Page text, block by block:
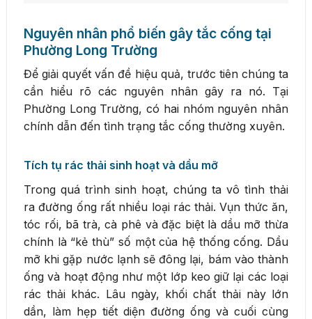
Nguyên nhân phổ biến gây tắc cống tại
Phường Long Trường
Để giải quyết vấn đề hiệu quả, trước tiên chúng ta
cần hiểu rõ các nguyên nhân gây ra nó. Tại
Phường Long Trường, có hai nhóm nguyên nhân
chính dẫn đến tình trạng tắc cống thường xuyên.
Tích tụ rác thải sinh hoạt và dầu mỡ
Trong quá trình sinh hoạt, chúng ta vô tình thải
ra đường ống rất nhiều loại rác thải. Vụn thức ăn,
tóc rối, bã trà, cà phê và đặc biệt là dầu mỡ thừa
chính là “kẻ thù” số một của hệ thống cống. Dầu
mỡ khi gặp nước lạnh sẽ đông lại, bám vào thành
ống và hoạt động như một lớp keo giữ lại các loại
rác thải khác. Lâu ngày, khối chất thải này lớn
dần, làm hẹp tiết diện đường ống và cuối cùng